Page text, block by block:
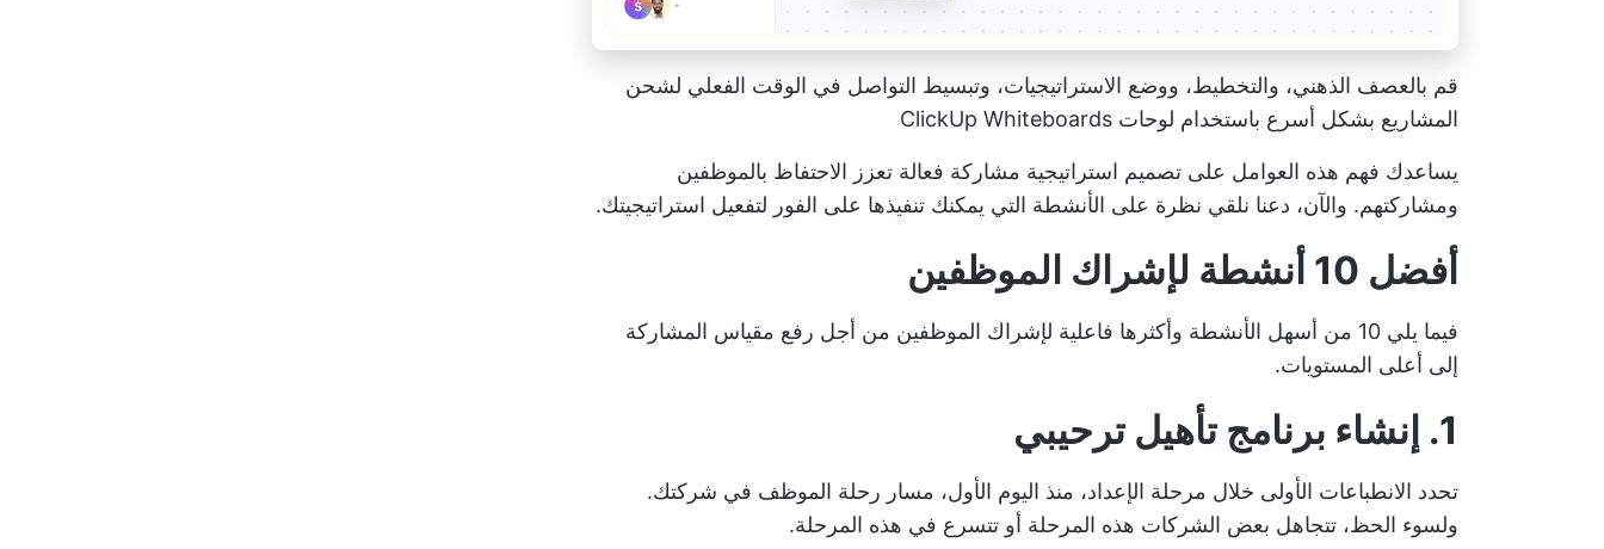
قم بالعصف الذهني، والتخطيط، ووضع الاستراتيجيات، وتبسيط التواصل في الوقت الفعلي لشحن
المشاريع بشكل أسرع باستخدام لوحات ClickUp Whiteboards
يساعدك فهم هذه العوامل على تصميم استراتيجية مشاركة فعالة تعزز الاحتفاظ بالموظفين
ومشاركتهم. والآن، دعنا نلقي نظرة على الأنشطة التي يمكنك تنفيذها على الفور لتفعيل استراتيجيتك.
أفضل 10 أنشطة لإشراك الموظفين
فيما يلي 10 من أسهل الأنشطة وأكثرها فاعلية لإشراك الموظفين من أجل رفع مقياس المشاركة
إلى أعلى المستويات.
1. إنشاء برنامج تأهيل ترحيبي
تحدد الانطباعات الأولى خلال مرحلة الإعداد، منذ اليوم الأول، مسار رحلة الموظف في شركتك.
ولسوء الحظ، تتجاهل بعض الشركات هذه المرحلة أو تتسرع في هذه المرحلة.